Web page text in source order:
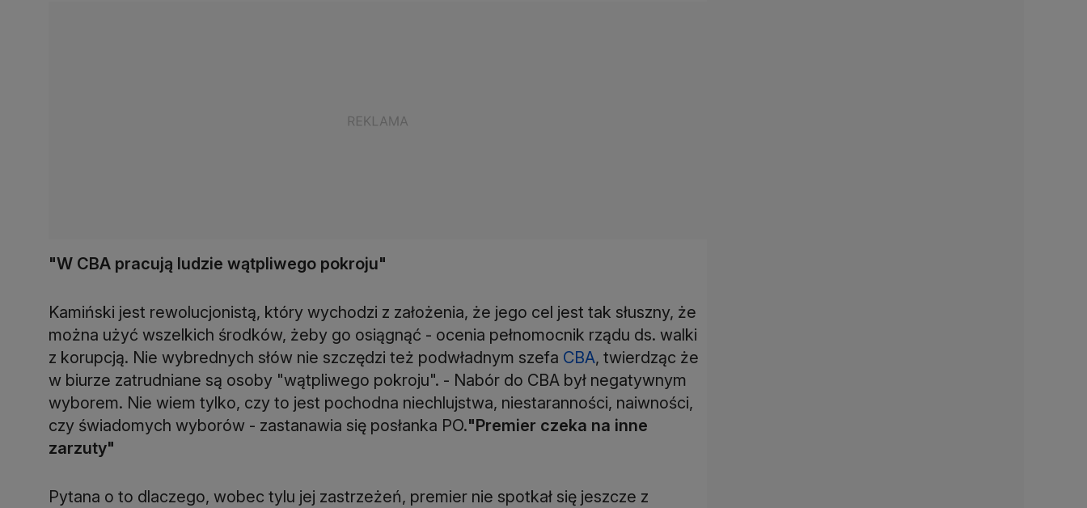
"W CBA pracują ludzie wątpliwego pokroju"
Kamiński jest rewolucjonistą, który wychodzi z założenia, że jego cel jest tak słuszny, że
można użyć wszelkich środków, żeby go osiągnąć - ocenia pełnomocnik rządu ds. walki
z korupcją. Nie wybrednych słów nie szczędzi też podwładnym szefa CBA, twierdząc że
w biurze zatrudniane są osoby "wątpliwego pokroju". - Nabór do CBA był negatywnym
wyborem. Nie wiem tylko, czy to jest pochodna niechlujstwa, niestaranności, naiwności,
czy świadomych wyborów - zastanawia się posłanka PO."Premier czeka na inne
zarzuty"
Pytana o to dlaczego, wobec tylu jej zastrzeżeń, premier nie spotkał się jeszcze z